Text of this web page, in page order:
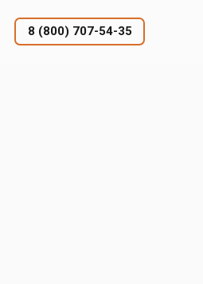
8 (800) 707-54-35